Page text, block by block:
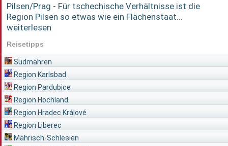
Pilsen/Prag - Für tschechische Verhältnisse ist die
Region Pilsen so etwas wie ein Flächenstaat...
weiterlesen
Reisetipps
Südmähren
Region Karlsbad
Region Pardubice
Region Hochland
Region Hradec Králové
Region Liberec
Mährisch-Schlesien